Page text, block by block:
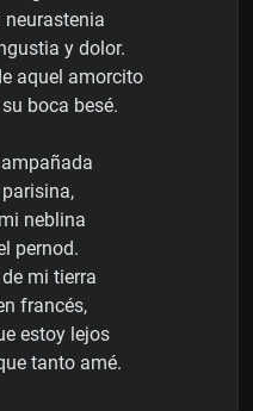
y dolor.
aquel amorcito
boca besé.
neblina
pernod.
mi tierra
francés,
estoy lejos
tanto amé.